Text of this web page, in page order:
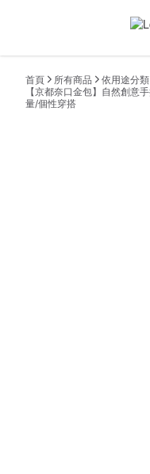
首頁 所有商品 依用途分類
【京都奈口金包】自然創意
量/個性穿搭